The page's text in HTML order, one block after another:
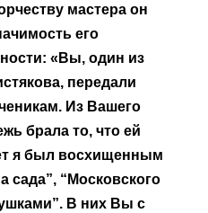
мастера он
его
«Вы, один из
передали
Из Вашего
брала то, что ей
я был восхищенным
сада”, “Московского
В них Вы с